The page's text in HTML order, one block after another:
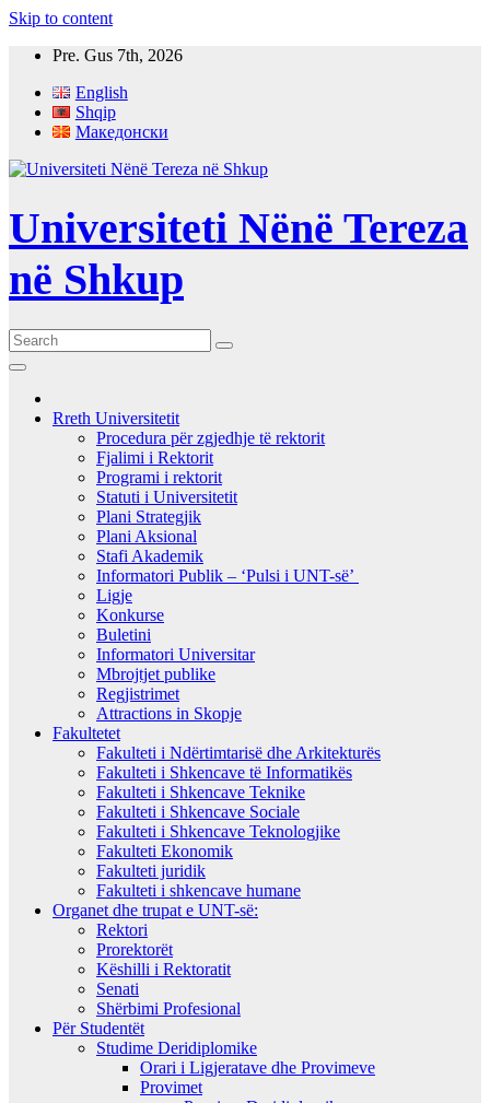
Skip to content
Pre. Gus 7th, 2026
English
Shqip
Македонски
Universiteti Nënë Tereza
në Shkup
Rreth Universitetit
Procedura për zgjedhje të rektorit
Fjalimi i Rektorit
Programi i rektorit
Statuti i Universitetit
Plani Strategjik
Plani Aksional
Stafi Akademik
Informatori Publik – ‘Pulsi i UNT-së’
Ligje
Konkurse
Buletini
Informatori Universitar
Mbrojtjet publike
Regjistrimet
Attractions in Skopje
Fakultetet
Fakulteti i Ndërtimtarisë dhe Arkitekturës
Fakulteti i Shkencave të Informatikës
Fakulteti i Shkencave Teknike
Fakulteti i Shkencave Sociale
Fakulteti i Shkencave Teknologjike
Fakulteti Ekonomik
Fakulteti juridik
Fakulteti i shkencave humane
Organet dhe trupat e UNT-së:
Rektori
Prorektorët
Këshilli i Rektoratit
Senati
Shërbimi Profesional
Për Studentët
Studime Deridiplomike
Orari i Ligjeratave dhe Provimeve
Provimet